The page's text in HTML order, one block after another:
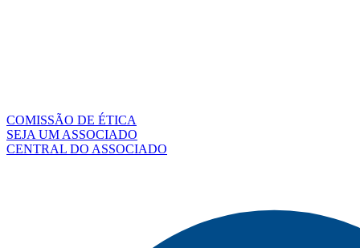
COMISSÃO DE ÉTICA
SEJA UM ASSOCIADO
CENTRAL DO ASSOCIADO